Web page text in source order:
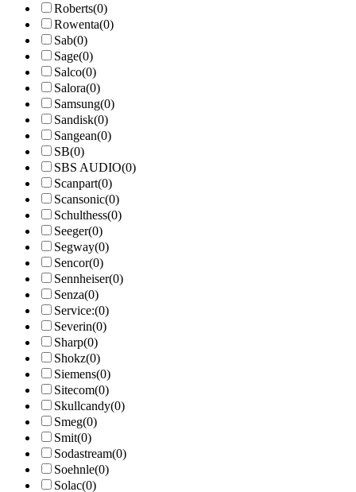
Roberts(0)
Rowenta(0)
Sab(0)
Sage(0)
Salco(0)
Salora(0)
Samsung(0)
Sandisk(0)
Sangean(0)
SB(0)
SBS AUDIO(0)
Scanpart(0)
Scansonic(0)
Schulthess(0)
Seeger(0)
Segway(0)
Sencor(0)
Sennheiser(0)
Senza(0)
Service:(0)
Severin(0)
Sharp(0)
Shokz(0)
Siemens(0)
Sitecom(0)
Skullcandy(0)
Smeg(0)
Smit(0)
Sodastream(0)
Soehnle(0)
Solac(0)